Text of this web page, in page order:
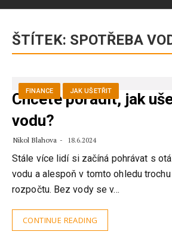
contentŠTÍTEK: SPOTŘEBA
FINANCE JAK UŠETŘIT
Chcete poradit, jak
vodu?
Nikol Blahova 18.6.2024
Stále více lidí si začíná pohrávat s
vodu a alespoň v tomto ohledu
rozpočtu. Bez vody se v…
CONTINUE READING